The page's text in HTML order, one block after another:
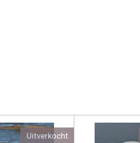
Uitverkocht